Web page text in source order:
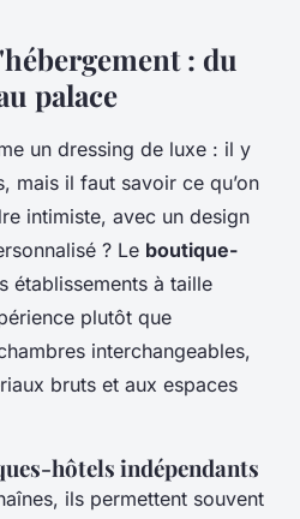
: du
palace
un dressing de luxe : il y
mais il faut savoir ce qu’on
intimiste, avec un design
? Le boutique-
établissements à taille
plutôt que
interchangeables,
bruts et aux espaces
hôtels indépendants
ils permettent souvent